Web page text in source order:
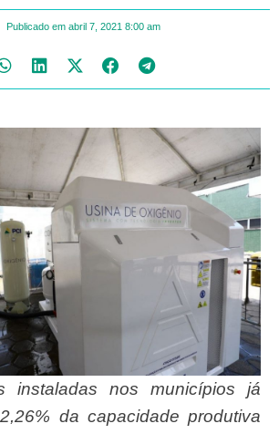
Publicado em abril 7, 2021 8:00 am
da capacidade produtiva